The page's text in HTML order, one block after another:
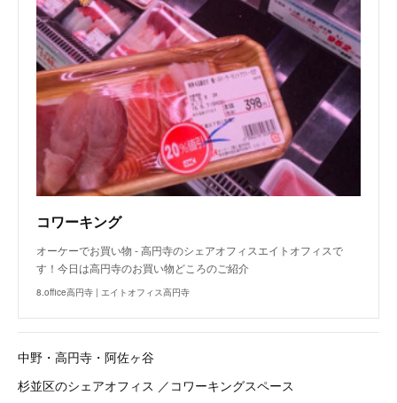
コワーキング
オーケーでお買い物 - 高円寺のシェアオフィスエイトオフィスで
す！今日は高円寺のお買い物どころのご紹介
8.office高円寺 | エイトオフィス高円寺
中野・高円寺・阿佐ヶ谷
杉並区のシェアオフィス ／コワーキングスペース